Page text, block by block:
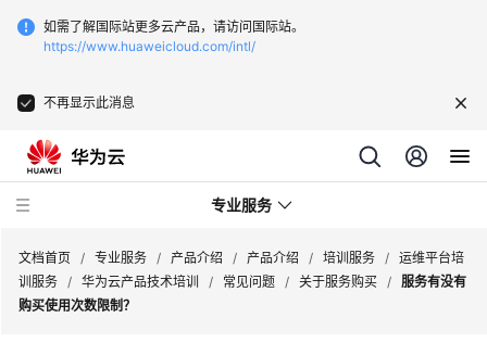
如需了解国际站更多云产品，请访问国际站。
https://www.huaweicloud.com/intl/
不再显示此消息
专业服务
文档首页 / 专业服务 / 产品介绍 / 产品介绍 / 培训服务 / 运维平台培
训服务 / 华为云产品技术培训 / 常见问题 / 关于服务购买 / 服务有没有
购买使用次数限制？